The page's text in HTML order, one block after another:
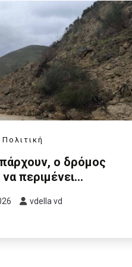
Πολιτική
ο δρόμος
περιμένει…
vdella vd